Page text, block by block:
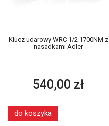
Klucz udarowy WRC 1/2 1700NM z
nasadkami Adler
540,00 zł
do koszyka